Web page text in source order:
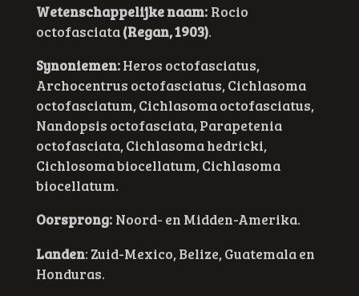
Wetenschappelijke naam:Rocio
octofasciata(Regan, 1903).
Synoniemen:Heros octofasciatus,
Archocentrus octofasciatus, Cichlasoma
octofasciatum, Cichlasoma octofasciatus,
Nandopsis octofasciata, Parapetenia
octofasciata, Cichlasoma hedricki,
Cichlosoma biocellatum, Cichlasoma
biocellatum.
Oorsprong:Noord- en Midden-Amerika.
Landen: Zuid-Mexico, Belize, Guatemala en
Honduras.